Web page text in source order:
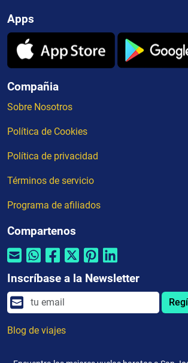
Apps
Compañia
Sobre Nosotros
Política de Cookies
Política de privacidad
Términos de servicio
Programa de afiliados
Compartenos
Inscríbase a la Newsletter
Blog de viajes